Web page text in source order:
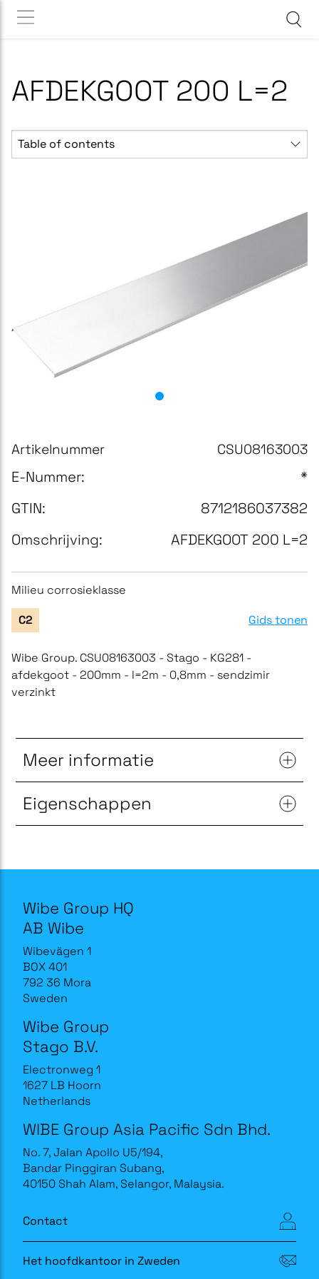
AFDEKGOOT 200 L=2
Table of contents
Artikelnummer CSU08163003
E-Nummer:
*
GTIN:
8712186037382
Omschrijving:
AFDEKGOOT 200 L=2
Milieu corrosieklasse
C2 Gids tonen
Wibe Group. CSU08163003 - Stago - KG281 -
afdekgoot - 200mm - l=2m - 0,8mm - sendzimir
verzinkt
Meer informatie
Eigenschappen
Wibe Group HQ
AB Wibe
Wibevägen 1
BOX 401
792 36 Mora
Sweden
Wibe Group
Stago B.V.
Electronweg 1
1627 LB Hoorn
Netherlands
WIBE Group Asia Pacific Sdn Bhd.
No. 7, Jalan Apollo U5/194,
Bandar Pinggiran Subang,
40150 Shah Alam, Selangor, Malaysia.
Contact
Het hoofdkantoor in Zweden